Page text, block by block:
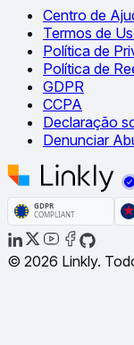
Centro de
Termos de
Política de
Política de
GDPR
CCPA
Declaração
Denunciar
© 2026 Linkly.